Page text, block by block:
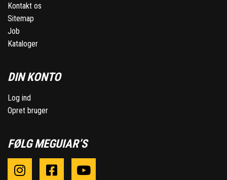
Kontakt os
Sitemap
Job
Kataloger
DIN KONTO
Log ind
Opret bruger
FØLG MEGUIAR’S